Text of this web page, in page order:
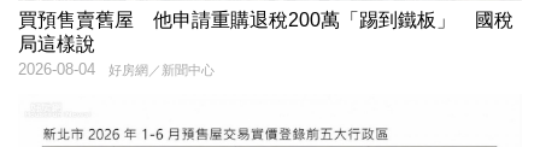
買預售賣舊屋 他申請重購退稅200萬「踢到鐵板」 國稅
局這樣說
好房網／新聞中心
2026-08-04